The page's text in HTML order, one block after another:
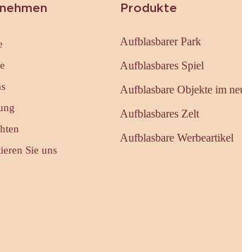
Sie uns
Produkte
Aufblasbarer Park
Aufblasbares Spiel
Aufblasbare Objekte im
Aufblasbares Zelt
Aufblasbare Werbeartikel